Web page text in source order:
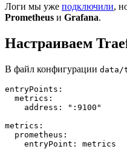
Логи мы уже подключили,
Prometheus и Grafana.
Настраиваем
В файл конфигурации data/
entryPoints :
  metrics
:
    address
:
":9100"
metrics :
  prometheus
:
    entryPoint
: metrics